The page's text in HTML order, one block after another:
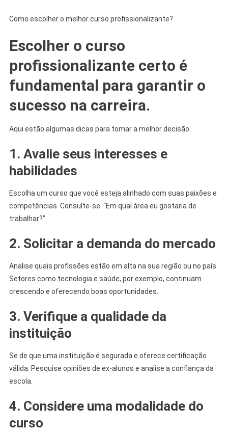
Como escolher o melhor curso profissionalizante?
Escolher o curso
profissionalizante certo é
fundamental para garantir o
sucesso na carreira.
Aqui estão algumas dicas para tomar a melhor decisão:
1. Avalie seus interesses e
habilidades
Escolha um curso que você esteja alinhado com suas paixões e
competências. Consulte-se: “Em qual área eu gostaria de
trabalhar?”
2. Solicitar a demanda do mercado
Analise quais profissões estão em alta na sua região ou no país.
Setores como tecnologia e saúde, por exemplo, continuam
crescendo e oferecendo boas oportunidades.
3. Verifique a qualidade da
instituição
Se de que uma instituição é segurada e oferece certificação
válida. Pesquise opiniões de ex-alunos e analise a confiança da
escola.
4. Considere uma modalidade do
curso